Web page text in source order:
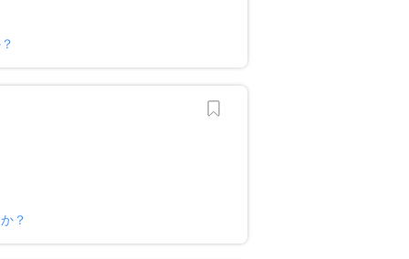
？